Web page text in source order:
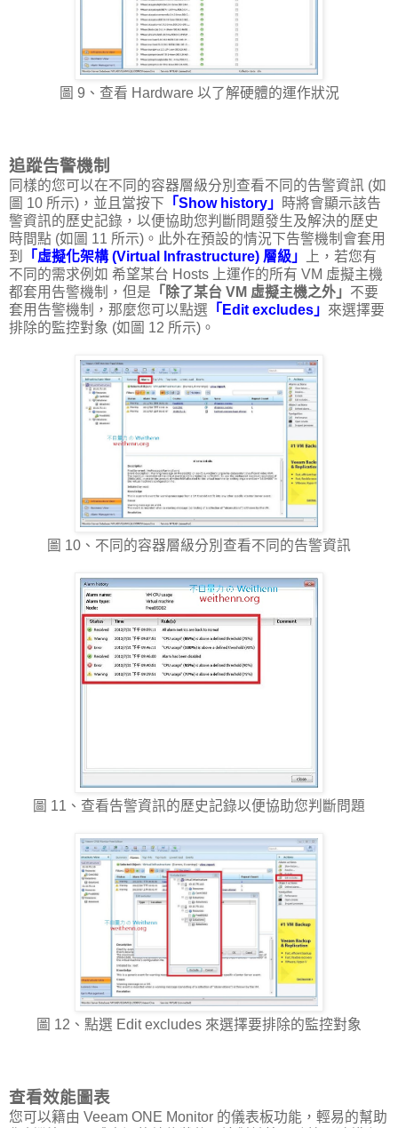
圖 9、查看 Hardware 以了解硬體的運作狀況
追蹤告警機制
同樣的您可以在不同的容器層級分別查看不同的告警資訊 (如
圖 10 所示)，並且當按下 「Show history」
時將會顯示該告
警資訊的歷史記錄，以便協助您判斷問題發生及解決的歷史
時間點 (如圖 11 所示)。此外在預設的情況下告警機制會套用
到
「虛擬化架構 (Virtual Infrastructure) 層級」 上，若您有
不同的需求例如 希望某台 Hosts 上運作的所有 VM 虛擬主機
都套用告警機制，但是 「除了某台 VM 虛擬主機之外」 不要
套用告警機制，那麼您可以點選 「Edit excludes」 來選擇要
排除的監控對象 (如圖 12 所示)。
圖 10、不同的容器層級分別查看不同的告警資訊
圖 11、查看告警資訊的歷史記錄以便協助您判斷問題
圖 12、點選 Edit excludes 來選擇要排除的監控對象
查看效能圖表
您可以籍由 Veeam ONE Monitor 的儀表板功能，輕易的幫助